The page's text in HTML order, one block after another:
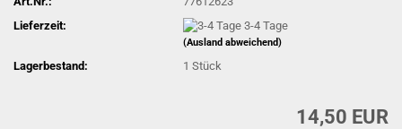
Lieferzeit:
3-4 Tage
(Ausland abweichend)
Lagerbestand: 1Stück
14,50 EUR